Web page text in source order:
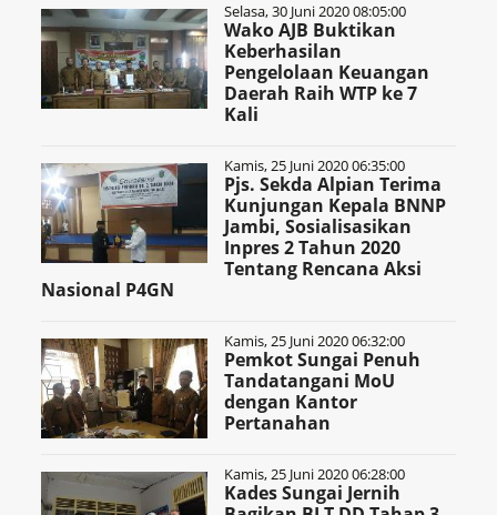
Selasa, 30 Juni 2020 08:05:00
Wako AJB Buktikan
Keberhasilan
Pengelolaan Keuangan
Daerah Raih WTP ke 7
Kali
Kamis, 25 Juni 2020 06:35:00
Pjs. Sekda Alpian Terima
Kunjungan Kepala BNNP
Jambi, Sosialisasikan
Inpres 2 Tahun 2020
Tentang Rencana Aksi
Nasional P4GN
Kamis, 25 Juni 2020 06:32:00
Pemkot Sungai Penuh
Tandatangani MoU
dengan Kantor
Pertanahan
Kamis, 25 Juni 2020 06:28:00
Kades Sungai Jernih